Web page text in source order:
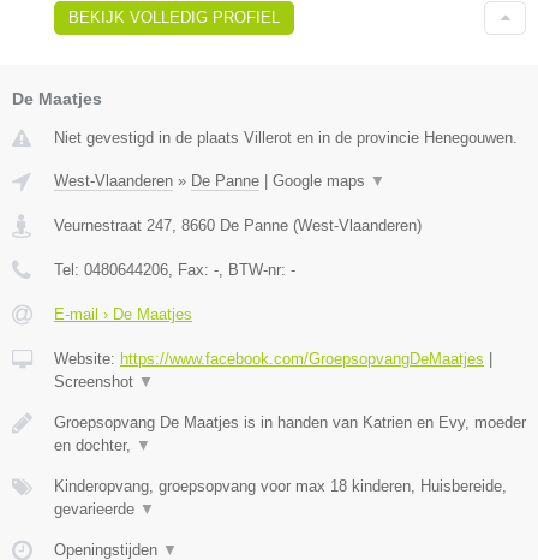
BEKIJK VOLLEDIG PROFIEL
De Maatjes
Niet gevestigd in de plaats Villerot en in de provincie Henegouwen.
West-Vlaanderen » De Panne | Google maps ▼
Veurnestraat 247 8660 De Panne (West-Vlaanderen)
Tel: 0480644206 , Fax: - , BTW-nr: -
E-mail › De Maatjes
Website: https://www.facebook.com/GroepsopvangDeMaatjes |
Screenshot ▼
Groepsopvang De Maatjes is in handen van Katrien en Evy, moeder
en dochter,
▼
Kinderopvang, groepsopvang voor max 18 kinderen, Huisbereide,
gevarieerde ▼
Openingstijden ▼